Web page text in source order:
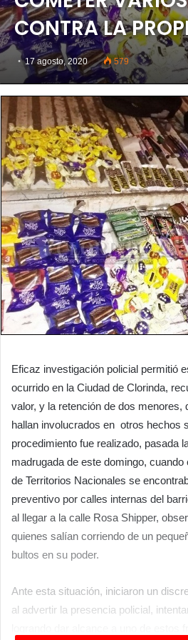
CONTRA LA
17 agosto, 2020 579
Eficaz investigación policial permitió
ocurrido en la Ciudad de Clorinda,
valor, y la retención de dos menores,
hallan involucrados en otros hechos
procedimiento fue realizado, pasada
madrugada de este domingo,
de Territorios Nacionales se
preventivo por calles internas del
al llegar a la calle Rosa Shipper,
quienes salían corriendo de un
bultos en su poder.
Ante esta situación, iniciaron un
al advertir la presencia policial,